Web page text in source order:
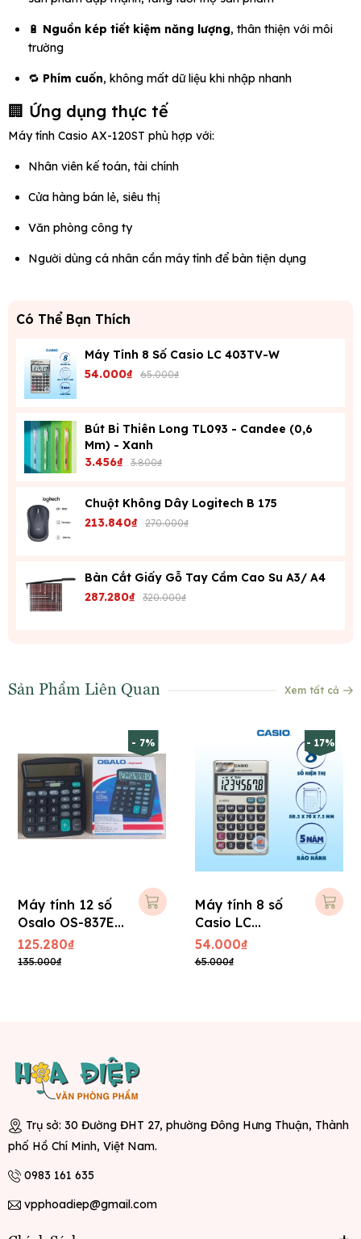
🔋 Nguồn kép tiết kiệm năng lượng, thân thiện với môi
trường
🔁 Phím cuốn, không mất dữ liệu khi nhập nhanh
🏢 Ứng dụng thực tế
Máy tính Casio AX-120ST phù hợp với:
Nhân viên kế toán, tài chính
Cửa hàng bán lẻ, siêu thị
Văn phòng công ty
Người dùng cá nhân cần máy tính để bàn tiện dụng
Có Thể Bạn Thích
Máy Tính 8 Số Casio LC 403TV-W
54.000₫ 65.000₫
Bút Bi Thiên Long TL093 - Candee (0,6
Mm) - Xanh
3.456₫ 3.800₫
Chuột Không Dây Logitech B 175
213.840₫ 270.000₫
Bàn Cắt Giấy Gỗ Tay Cầm Cao Su A3/ A4
287.280₫ 320.000₫
Sản Phẩm Liên Quan Xem tất cả
- 7%
Máy tính 12 số
Osalo OS-837E (
BH 1 năm )
125.280₫
135.000₫
- 17%
Máy tính 8 số
Casio LC
403TV-w
54.000₫
65.000₫
Trụ sở: 30 Đường ĐHT 27, phường Đông Hưng Thuận, Thành
phố Hồ Chí Minh, Việt Nam.
0983 161 635
vpphoadiep@gmail.com